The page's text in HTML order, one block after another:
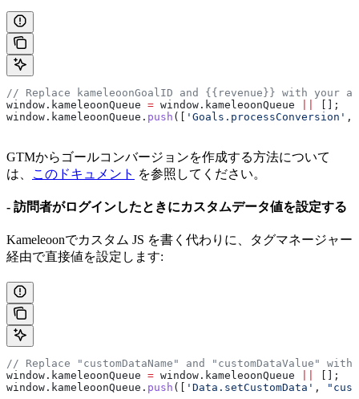
// Replace kameleoonGoalID and {{revenue}} with your
window . kameleoonQueue = window . kameleoonQueue
[];
window . kameleoonQueue . push ([ 'Goals.processConversion' ,
GTMからゴールコンバージョンを作成する方法について
は、
このドキュメント を参照してください。
- 訪問者がログインしたときにカスタムデータ値を設定する
Kameleoonでカスタム JS を書く代わりに、タグマネージャー
経由で直接値を設定します:
// Replace "customDataName" and "customDataValue"
window . kameleoonQueue = window . kameleoonQueue
[];
window . kameleoonQueue . push ([ 'Data.setCustomData' ,